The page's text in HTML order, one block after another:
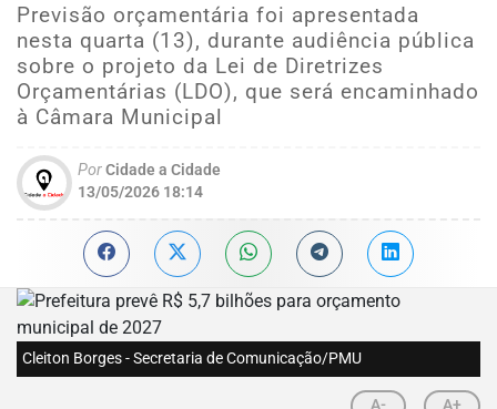
Previsão orçamentária foi apresentada
nesta quarta (13), durante audiência pública
sobre o projeto da Lei de Diretrizes
Orçamentárias (LDO), que será encaminhado
à Câmara Municipal
PorCidade a Cidade
13/05/2026 18:14
Cleiton Borges - Secretaria de Comunicação/PMU
A- A+